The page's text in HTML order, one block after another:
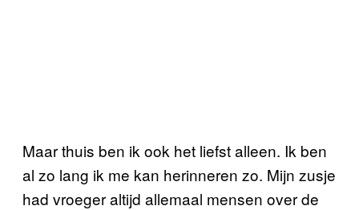
Maar thuis ben ik ook het liefst alleen. Ik ben
al zo lang ik me kan herinneren zo. Mijn zusje
had vroeger altijd allemaal mensen over de